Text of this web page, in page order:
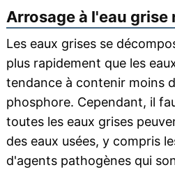
Arrosage à l'eau grise
Les eaux grises se
plus rapidement que les
tendance à contenir moins
phosphore. Cependant, il
toutes les eaux grises
des eaux usées, y compris
d'agents pathogènes qui